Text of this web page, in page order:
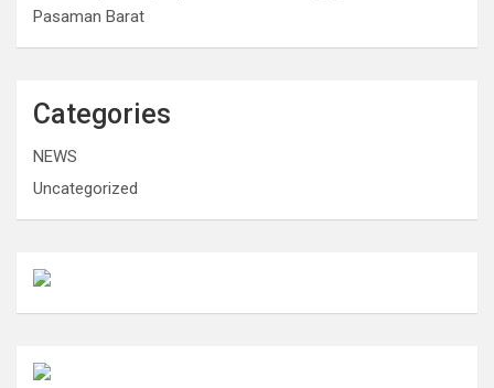
Pasaman Barat
Categories
NEWS
Uncategorized